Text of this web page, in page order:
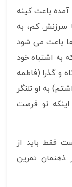
باعث کینه
سرزنش کم، به
باعث می شود
به اشتباه خود
و گذرا (فاطمه
به او تلنگر
اینکه تو فرصت
فقط باید از
ذهنمان تمرین